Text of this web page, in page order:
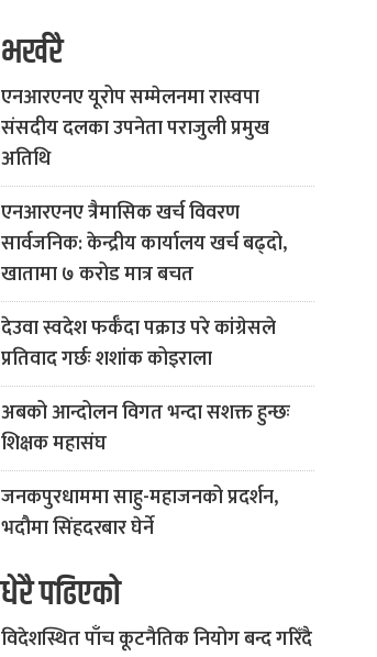
भर्खरै
एनआरएनए यूरोप सम्मेलनमा रास्वपा
संसदीय दलका उपनेता पराजुली प्रमुख
अतिथि
एनआरएनए त्रैमासिक खर्च विवरण
सार्वजनिक: केन्द्रीय कार्यालय खर्च बढ्दो,
खातामा ७ करोड मात्र बचत
देउवा स्वदेश फर्कँदा पक्राउ परे कांग्रेसले
प्रतिवाद गर्छः शशांक कोइराला
अबको आन्दोलन विगत भन्दा सशक्त हुन्छः
शिक्षक महासंघ
जनकपुरधाममा साहु-महाजनको प्रदर्शन,
भदौमा सिंहदरबार घेर्ने
धेरै पढिएको
विदेशस्थित पाँच कूटनैतिक नियोग बन्द गरिँदै